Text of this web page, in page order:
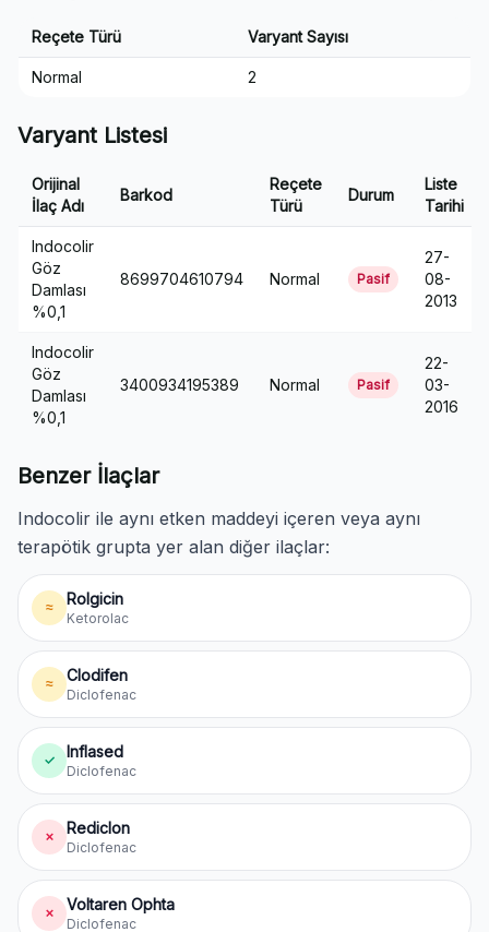
Reçete Türü Varyant Sayısı
Normal 2
Varyant Listesi
Orijinal
İlaç Adı
Barkod
Reçete
Türü
Durum
Liste
Tarihi
Indocolir
Göz
Damlası
%0,1
8699704610794 Normal Pasif
27-
08-
2013
Indocolir
Göz
Damlası
%0,1
3400934195389 Normal Pasif
22-
03-
2016
Benzer İlaçlar
Indocolir ile aynı etken maddeyi içeren veya aynı
terapötik grupta yer alan diğer ilaçlar:
≈ Rolgicin
Ketorolac
≈ Clodifen
Diclofenac
✓ Inflased
Diclofenac
✗ Rediclon
Diclofenac
✗ Voltaren Ophta
Diclofenac